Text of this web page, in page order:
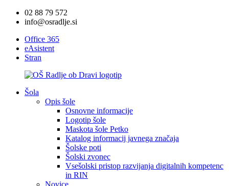
02 88 79 572
info@osradlje.si
Office 365
eAsistent
Stran
Šola
Opis šole
Osnovne informacije
Logotip šole
Maskota šole Petko
Katalog informacij javnega značaja
Šolske poti
Šolski zvonec
Vsešolski pristop razvijanja digitalnih kompetenc
in RIN
Novice